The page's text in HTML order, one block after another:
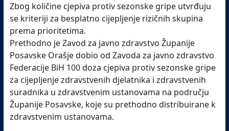
Zbog količine cjepiva protiv sezonske gripe utvrđuju
se kriteriji za besplatno cijepljenje rizičnih skupina
prema prioritetima.
Prethodno je Zavod za javno zdravstvo Županije
Posavske Orašje dobio od Zavoda za javno zdravstvo
Federacije BiH 100 doza cjepiva protiv sezonske gripe
za cijepljenje zdravstvenih djelatnika i zdravstvenih
suradnika u zdravstvenim ustanovama na području
Županije Posavske, koje su prethodno distribuirane k
zdravstvenim ustanovama.